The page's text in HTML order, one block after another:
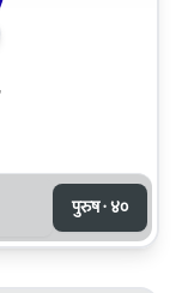
पुरुष · ४०